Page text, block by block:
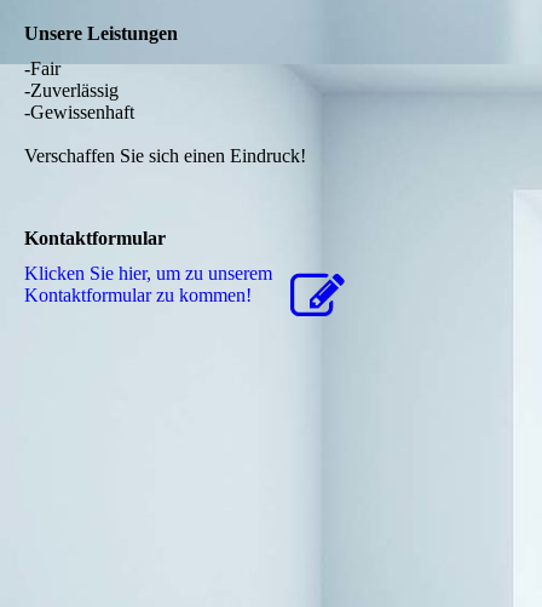
Unsere Leistungen
-Fair
-Zuverlässig
-Gewissenhaft
Verschaffen Sie sich einen Eindruck!
Kontaktformular
Klicken Sie hier, um zu unserem
Kon­takt­for­mu­lar zu kommen!